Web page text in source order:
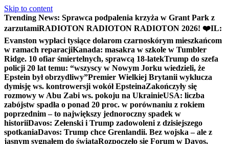
Skip to content
Trending News: Sprawca podpalenia krzyża w Grant Park z
zarzutamiRADIOTON RADIOTON RADIOTON 2026! ❤️IL:
Evanston wypłaci tysiące dolarom czarnoskórym mieszkańcom
w ramach reparacjiKanada: masakra w szkole w Tumbler
Ridge. 10 ofiar śmiertelnych, sprawcą 18-latekTrump do szefa
policji 20 lat temu: “wszyscy w Nowym Jorku wiedzieli, że
Epstein był obrzydliwy”Premier Wielkiej Brytanii wyklucza
dymisję ws. kontrowersji wokół EpsteinaZakończyły się
rozmowy w Abu Zabi ws. pokoju na UkrainieUSA: liczba
zabójstw spadła o ponad 20 proc. w porównaniu z rokiem
poprzednim – to największy jednoroczny spadek w
historiiDavos: Zełenski i Trump zadowoleni z dzisiejszego
spotkaniaDavos: Trump chce Grenlandii. Bez wojska – ale z
jasnym sygnałem do świataRozpoczęło się Forum w Davos,